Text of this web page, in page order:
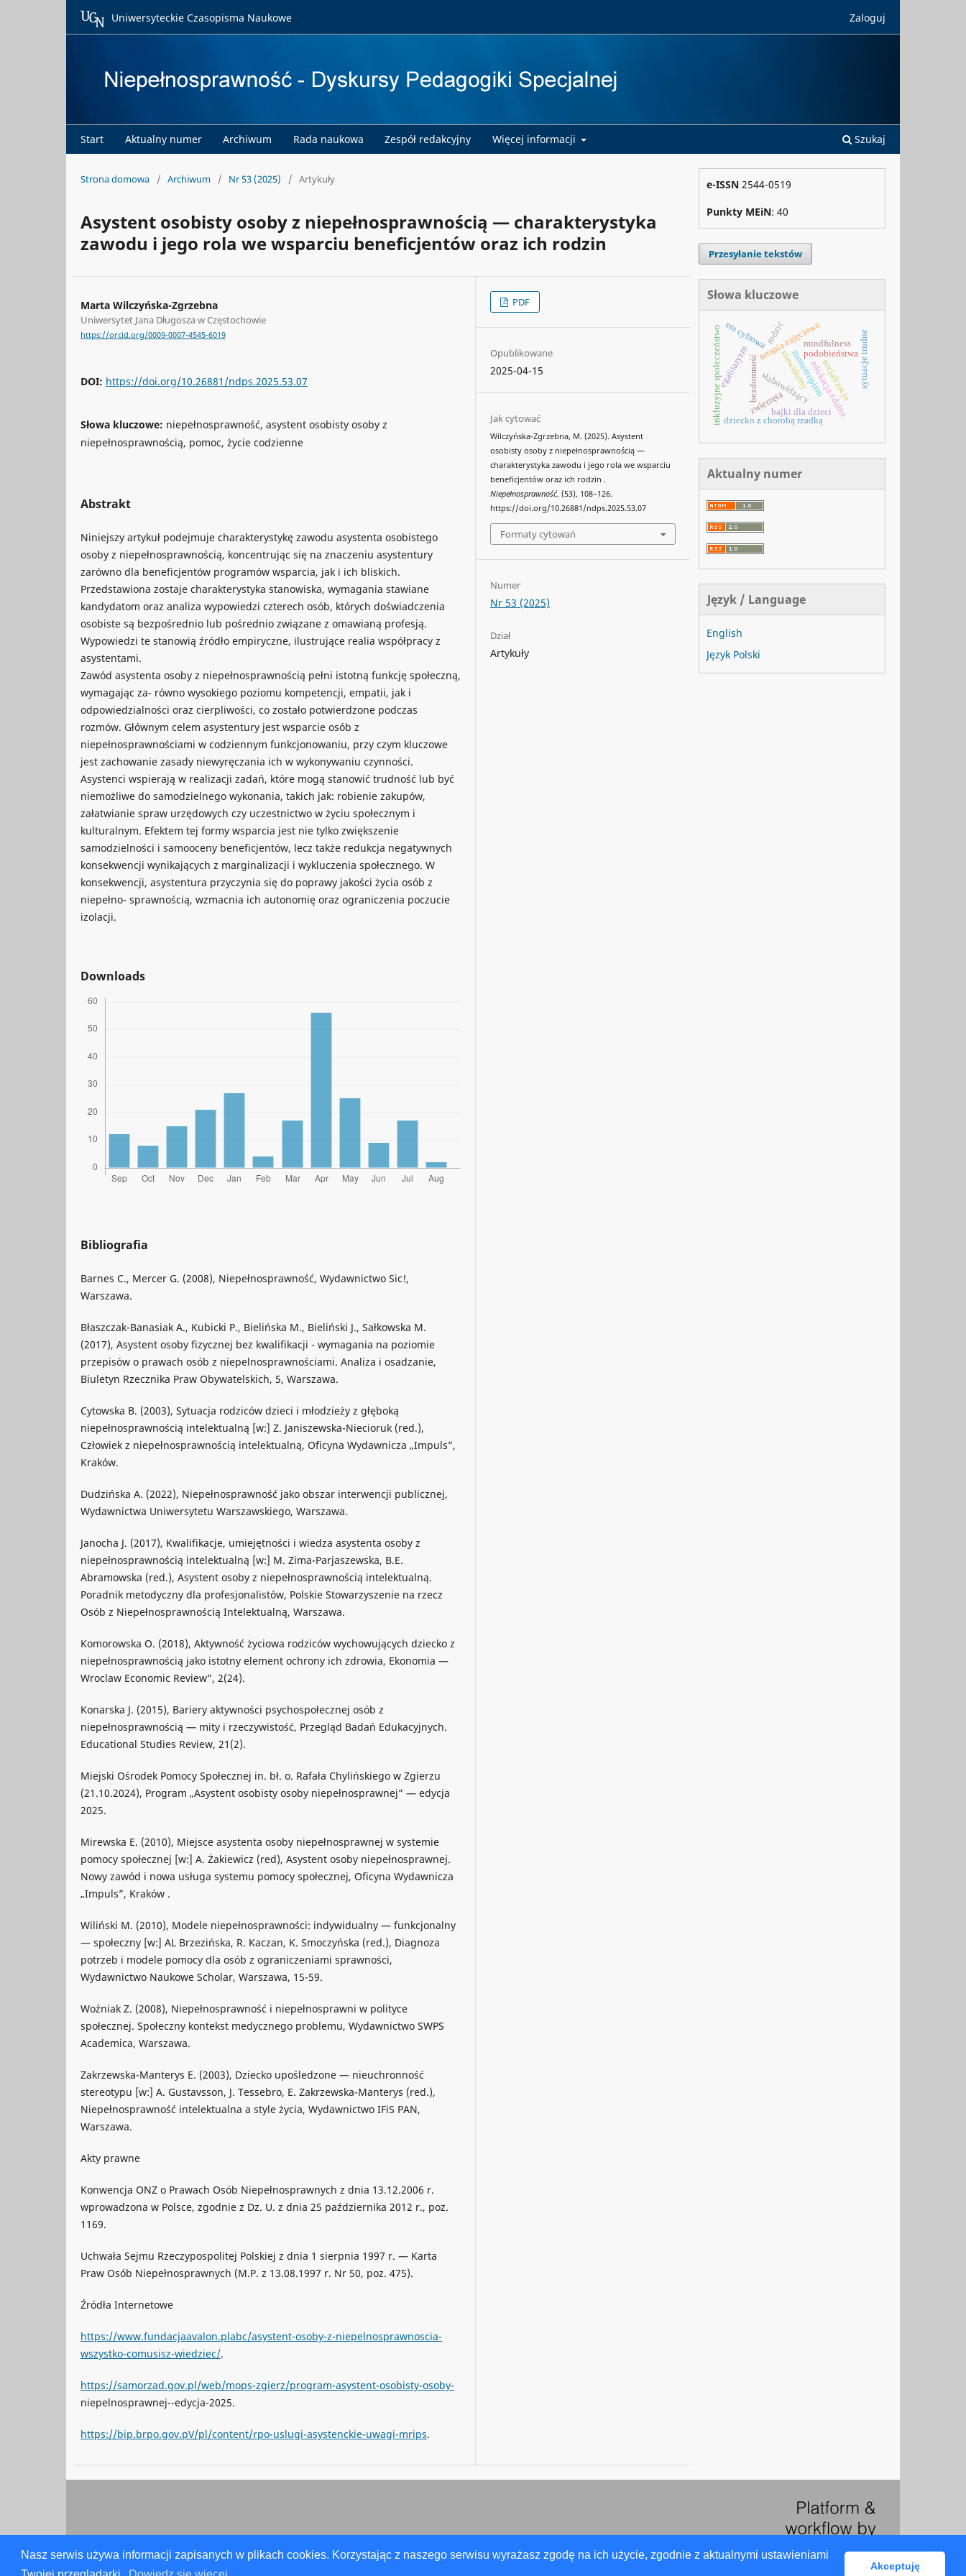
Nasz serwis używa informacji zapisanych w plikach cookies. Korzystając z naszego serwisu wyrażasz zgodę na ich użycie, zgodnie z aktualnymi ustawieniami
Akceptuję
Start Aktualny numer Archiwum Rada naukowa Zespół redakcyjny Więcej informacji Szukaj
Zaloguj
Uniwersyteckie Czasopisma Naukowe
Strona domowa / Archiwum / Nr 53 (2025) / Artykuły
Asystent osobisty osoby z niepełnosprawnością — charakterystyka
zawodu i jego rola we wsparciu beneficjentów oraz ich rodzin
Marta Wilczyńska-Zgrzebna
Uniwersytet Jana Długosza w Częstochowie
https://orcid.org/0009-0007-4545-6019
DOI: https://doi.org/10.26881/ndps.2025.53.07
Słowa kluczowe: niepełnosprawność, asystent osobisty osoby z
niepełnosprawnością, pomoc, życie codzienne
Abstrakt
Niniejszy artykuł podejmuje charakterystykę zawodu asystenta osobistego
osoby z niepełnosprawnością, koncentrując się na znaczeniu asystentury
zarówno dla beneficjentów programów wsparcia, jak i ich bliskich.
Przedstawiona zostaje charakterystyka stanowiska, wymagania stawiane
kandydatom oraz analiza wypowiedzi czterech osób, których doświadczenia
osobiste są bezpośrednio lub pośrednio związane z omawianą profesją.
Wypowiedzi te stanowią źródło empiryczne, ilustrujące realia współpracy z
asystentami.
Zawód asystenta osoby z niepełnosprawnością pełni istotną funkcję społeczną,
wymagając za- równo wysokiego poziomu kompetencji, empatii, jak i
odpowiedzialności oraz cierpliwości, co zostało potwierdzone podczas
rozmów. Głównym celem asystentury jest wsparcie osób z
niepełnosprawnościami w codziennym funkcjonowaniu, przy czym kluczowe
jest zachowanie zasady niewyręczania ich w wykonywaniu czynności.
Asystenci wspierają w realizacji zadań, które mogą stanowić trudność lub być
niemożliwe do samodzielnego wykonania, takich jak: robienie zakupów,
załatwianie spraw urzędowych czy uczestnictwo w życiu społecznym i
kulturalnym. Efektem tej formy wsparcia jest nie tylko zwiększenie
samodzielności i samooceny beneficjentów, lecz także redukcja negatywnych
konsekwencji wynikających z marginalizacji i wykluczenia społecznego. W
konsekwencji, asystentura przyczynia się do poprawy jakości życia osób z
niepełno- sprawnością, wzmacnia ich autonomię oraz ograniczenia poczucie
izolacji.
Downloads
Bibliografia
Barnes C., Mercer G. (2008), Niepełnosprawność, Wydawnictwo Sic!,
Warszawa.
Błaszczak-Banasiak A., Kubicki P., Bielińska M., Bieliński J., Sałkowska M.
(2017), Asystent osoby fizycznej bez kwalifikacji - wymagania na poziomie
przepisów o prawach osób z niepelnosprawnościami. Analiza i osadzanie,
Biuletyn Rzecznika Praw Obywatelskich, 5, Warszawa.
Cytowska B. (2003), Sytuacja rodziców dzieci i młodzieży z głęboką
niepełnosprawnością intelektualną [w:] Z. Janiszewska-Niecioruk (red.),
Człowiek z niepełnosprawnością intelektualną, Oficyna Wydawnicza „Impuls”,
Kraków.
Dudzińska A. (2022), Niepełnosprawność jako obszar interwencji publicznej,
Wydawnictwa Uniwersytetu Warszawskiego, Warszawa.
Janocha J. (2017), Kwalifikacje, umiejętności i wiedza asystenta osoby z
niepełnosprawnością intelektualną [w:] M. Zima-Parjaszewska, B.E.
Abramowska (red.), Asystent osoby z niepełnosprawnością intelektualną.
Poradnik metodyczny dla profesjonalistów, Polskie Stowarzyszenie na rzecz
Osób z Niepełnosprawnością Intelektualną, Warszawa.
Komorowska O. (2018), Aktywność życiowa rodziców wychowujących dziecko z
niepełnosprawnością jako istotny element ochrony ich zdrowia, Ekonomia —
Wroclaw Economic Review”, 2(24).
Konarska J. (2015), Bariery aktywności psychospołecznej osób z
niepełnosprawnością — mity i rzeczywistość, Przegląd Badań Edukacyjnych.
Educational Studies Review, 21(2).
Miejski Ośrodek Pomocy Społecznej in. bł. o. Rafała Chylińskiego w Zgierzu
(21.10.2024), Program „Asystent osobisty osoby niepełnosprawnej” — edycja
2025.
Mirewska E. (2010), Miejsce asystenta osoby niepełnosprawnej w systemie
pomocy społecznej [w:] A. Żakiewicz (red), Asystent osoby niepełnosprawnej.
Nowy zawód i nowa usługa systemu pomocy społecznej, Oficyna Wydawnicza
„Impuls”, Kraków .
Wiliński M. (2010), Modele niepełnosprawności: indywidualny — funkcjonalny
— społeczny [w:] AL Brzezińska, R. Kaczan, K. Smoczyńska (red.), Diagnoza
potrzeb i modele pomocy dla osób z ograniczeniami sprawności,
Wydawnictwo Naukowe Scholar, Warszawa, 15-59.
Woźniak Z. (2008), Niepełnosprawność i niepełnosprawni w polityce
społecznej. Społeczny kontekst medycznego problemu, Wydawnictwo SWPS
Academica, Warszawa.
Zakrzewska-Manterys E. (2003), Dziecko upośledzone — nieuchronność
stereotypu [w:] A. Gustavsson, J. Tessebro, E. Zakrzewska-Manterys (red.),
Niepełnosprawność intelektualna a style życia, Wydawnictwo IFiS PAN,
Warszawa.
Akty prawne
Konwencja ONZ o Prawach Osób Niepełnosprawnych z dnia 13.12.2006 r.
wprowadzona w Polsce, zgodnie z Dz. U. z dnia 25 października 2012 r., poz.
1169.
Uchwała Sejmu Rzeczypospolitej Polskiej z dnia 1 sierpnia 1997 r. — Karta
Praw Osób Niepełnosprawnych (M.P. z 13.08.1997 r. Nr 50, poz. 475).
Źródła Internetowe
https://www.fundacjaavalon.plabc/asystent-osoby-z-niepelnosprawnoscia-
wszystko-comusisz-wiedziec/.
https://samorzad.gov.pl/web/mops-zgierz/program-asystent-osobisty-osoby-
niepelnosprawnej--edycja-2025.
https://bip.brpo.gov.pV/pl/content/rpo-uslugi-asystenckie-uwagi-mrips.
PDF
Opublikowane
2025-04-15
Jak cytować
Wilczyńska-Zgrzebna, M. (2025). Asystent
osobisty osoby z niepełnosprawnością —
charakterystyka zawodu i jego rola we wsparciu
beneficjentów oraz ich rodzin .
Niepełnosprawność, (53), 108–126.
https://doi.org/10.26881/ndps.2025.53.07
Formaty cytowań
Numer
Nr 53 (2025)
Dział
Artykuły
e-ISSN 2544-0519
Punkty MEiN: 40
Przesyłanie tekstów
Słowa kluczowe
bezdomność niewidomy
monotropizm
terapia zajęciowapodobieństwa
słabowidzący
era cyfrowa
edukacja zdalna
rodzic sytuacje trudne
zwierzęta
egalitaryzm
dziecko z chorobą rzadką
mindfulness
inkluzyjne społeczeństwo socjalizacja
bajki dla dzieci
Aktualny numer
Język / Language
English
Język Polski